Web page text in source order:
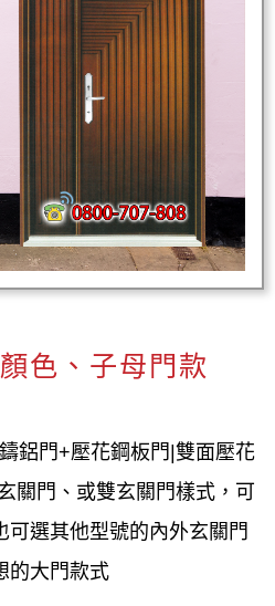
色、子母門款
鋁門+壓花鋼板門|雙面壓花
關門、或雙玄關門樣式，可
可選其他型號的內外玄關門
的大門款式